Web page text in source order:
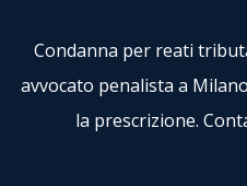
Condanna per reati
avvocato penalista a
la prescrizione.